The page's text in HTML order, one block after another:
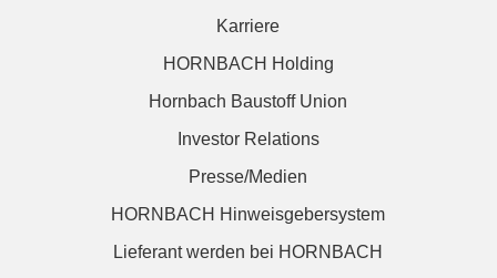
Karriere
HORNBACH Holding
Hornbach Baustoff Union
Investor Relations
Presse/Medien
HORNBACH Hinweisgebersystem
Lieferant werden bei HORNBACH